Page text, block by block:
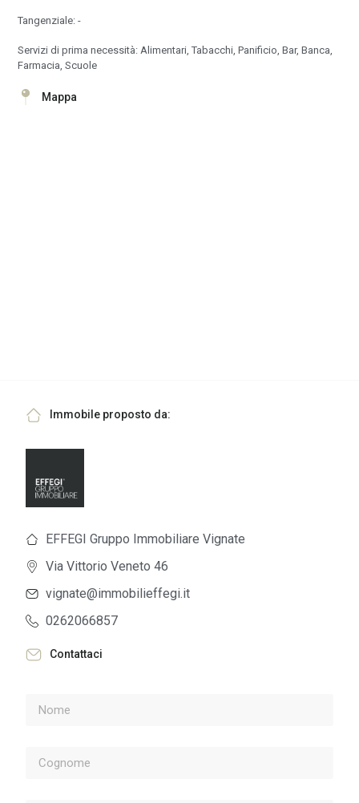
Tangenziale: -
Servizi di prima necessità: Alimentari, Tabacchi, Panificio, Bar, Banca,
Farmacia, Scuole
Mappa
Immobile proposto da:
EFFEGI Gruppo Immobiliare Vignate
Via Vittorio Veneto 46
vignate@immobilieffegi.it
0262066857
Contattaci